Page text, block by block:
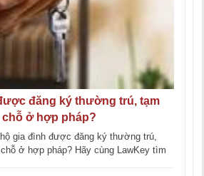
đăng ký thường trú, tạm
ở hợp pháp?
gia đình được đăng ký thường trú,
ở hợp pháp? Hãy cùng LawKey tìm